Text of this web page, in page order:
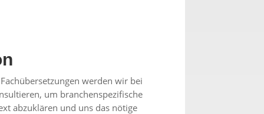
werden wir bei
um branchenspezifische
abzuklären und uns das nötige